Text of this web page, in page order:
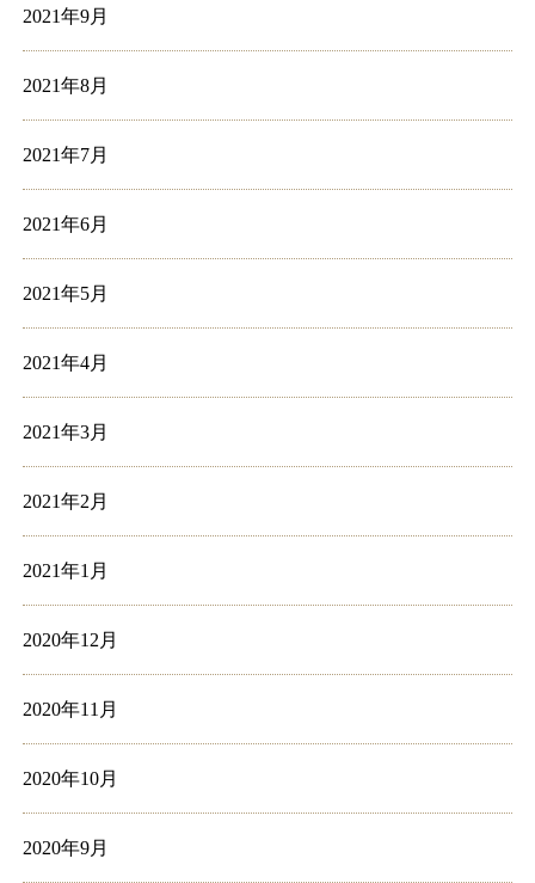
2021年9月
2021年8月
2021年7月
2021年6月
2021年5月
2021年4月
2021年3月
2021年2月
2021年1月
2020年12月
2020年11月
2020年10月
2020年9月